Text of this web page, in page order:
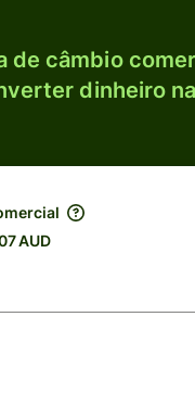
de câmbio
dinheiro
AUD